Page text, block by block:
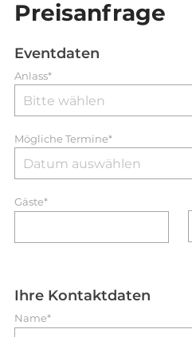
Preisanfrage
Eventdaten
Anlass*
Mögliche Termine*
Gäste*
Ihre Kontaktdaten
Name*